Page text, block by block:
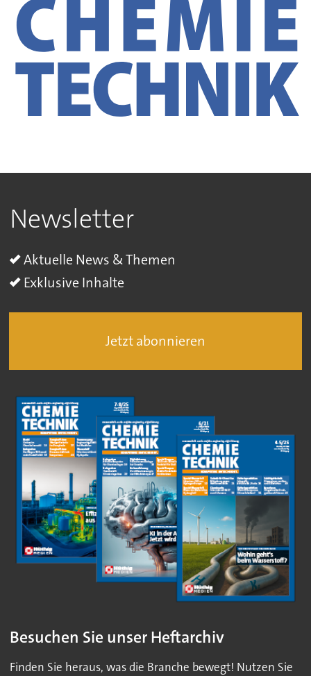
Newsletter
Aktuelle News & Themen
Exklusive Inhalte
Jetzt abonnieren
Besuchen Sie unser Heftarchiv
Finden Sie heraus, was die Branche bewegt! Nutzen Sie